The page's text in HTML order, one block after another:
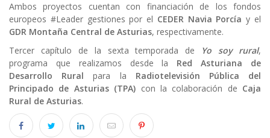
Ambos proyectos cuentan con financiación de los fondos
europeos #Leader gestiones por el CEDER Navia Porcíay el
GDR Montaña Central de Asturias, respectivamente.
Tercer capítulo de la sexta temporada de Yo soy rural,
programa que realizamos desde la Red Asturiana de
Desarrollo Ruralpara la Radiotelevisión Pública del
Principado de Asturias (TPA) con la colaboración de Caja
Rural de Asturias.